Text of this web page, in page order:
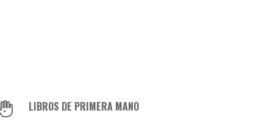
LIBROS DE PRIMERA MANO